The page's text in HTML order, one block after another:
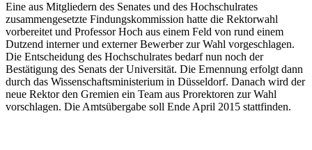
Eine aus Mitgliedern des Senates und des Hochschulrates
zusammengesetzte Findungskommission hatte die Rektorwahl
vorbereitet und Professor Hoch aus einem Feld von rund einem
Dutzend interner und externer Bewerber zur Wahl vorgeschlagen.
Die Entscheidung des Hochschulrates bedarf nun noch der
Bestätigung des Senats der Universität. Die Ernennung erfolgt dann
durch das Wissenschaftsministerium in Düsseldorf. Danach wird der
neue Rektor den Gremien ein Team aus Prorektoren zur Wahl
vorschlagen. Die Amtsübergabe soll Ende April 2015 stattfinden.